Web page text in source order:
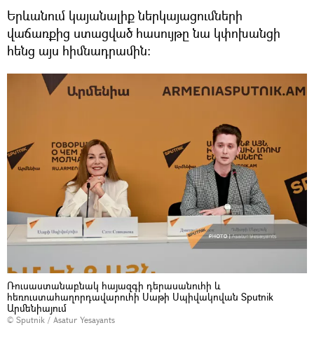
Երևանում կայանալիք ներկայացումների
վաճառքից ստացված հասույթը նա կփոխանցի
հենց այս հիմնադրամին։
Ռուսաստանաբնակ հայազգի դերասանուհի և
հեռուստահաղորդավարուհի Սաթի Սպիվակովան Sputnik
Արմենիայում
© Sputnik / Asatur Yesayants